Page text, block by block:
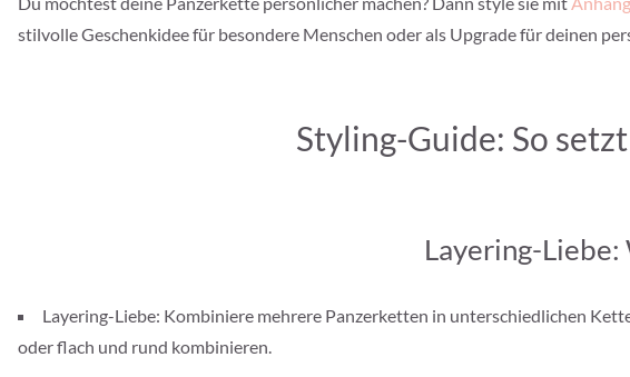
stilvolle Geschenkidee für besondere Menschen oder als Upgrade für deinen
Styling-Guide: So
Layering-
Layering-Liebe: Kombiniere mehrere Panzerketten in unterschiedlichen
oder flach und rund kombinieren.